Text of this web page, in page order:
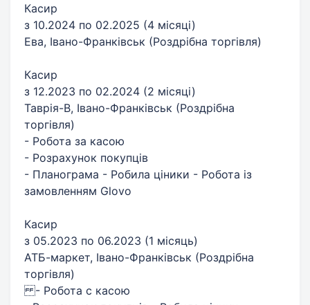
Касир
з 10.2024 по 02.2025 (4 місяці)
Ева, Івано-Франківськ (Роздрібна торгівля)
Касир
з 12.2023 по 02.2024 (2 місяці)
Таврія-В, Івано-Франківськ (Роздрібна
торгівля)
- Робота за касою
- Розрахунок покупців
- Планограма - Робила ціники - Робота із
замовленням Glovo
Касир
з 05.2023 по 06.2023 (1 місяць)
АТБ-маркет, Івано-Франківськ (Роздрібна
торгівля)
- Робота с касою